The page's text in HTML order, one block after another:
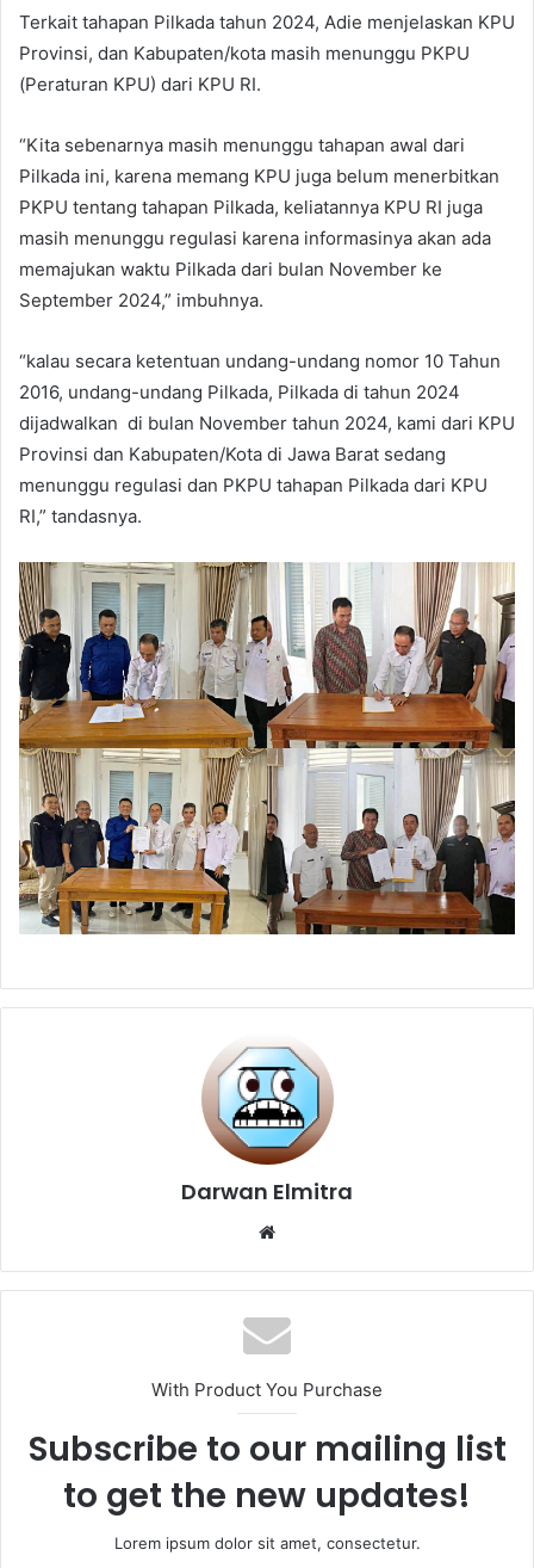
Terkait tahapan Pilkada tahun 2024, Adie menjelaskan KPU
Provinsi, dan Kabupaten/kota masih menunggu PKPU
(Peraturan KPU) dari KPU RI.
“Kita sebenarnya masih menunggu tahapan awal dari
Pilkada ini, karena memang KPU juga belum menerbitkan
PKPU tentang tahapan Pilkada, keliatannya KPU RI juga
masih menunggu regulasi karena informasinya akan ada
memajukan waktu Pilkada dari bulan November ke
September 2024,” imbuhnya.
“kalau secara ketentuan undang-undang nomor 10 Tahun
2016, undang-undang Pilkada, Pilkada di tahun 2024
dijadwalkan di bulan November tahun 2024, kami dari KPU
Provinsi dan Kabupaten/Kota di Jawa Barat sedang
menunggu regulasi dan PKPU tahapan Pilkada dari KPU
RI,” tandasnya.
Darwan Elmitra
Website
With Product You Purchase
Subscribe to our mailing list
to get the new updates!
Lorem ipsum dolor sit amet, consectetur.